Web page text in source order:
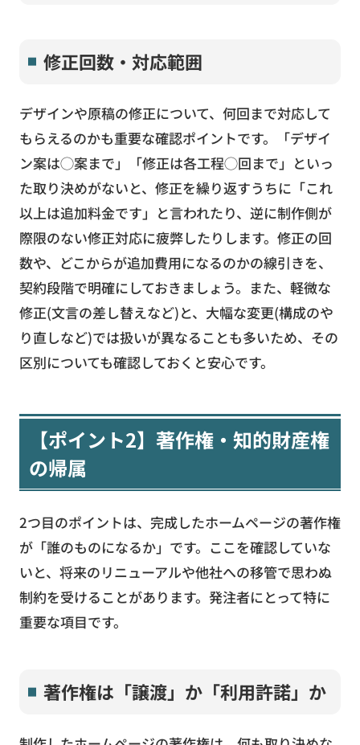
修正回数・対応範囲
デザインや原稿の修正について、何回まで対応して
もらえるのかも重要な確認ポイントです。「デザイ
ン案は◯案まで」「修正は各工程◯回まで」といっ
た取り決めがないと、修正を繰り返すうちに「これ
以上は追加料金です」と言われたり、逆に制作側が
際限のない修正対応に疲弊したりします。修正の回
数や、どこからが追加費用になるのかの線引きを、
契約段階で明確にしておきましょう。また、軽微な
修正(文言の差し替えなど)と、大幅な変更(構成のや
り直しなど)では扱いが異なることも多いため、その
区別についても確認しておくと安心です。
【ポイント2】著作権・知的財産権
の帰属
2つ目のポイントは、完成したホームページの著作権
が「誰のものになるか」です。ここを確認していな
いと、将来のリニューアルや他社への移管で思わぬ
制約を受けることがあります。発注者にとって特に
重要な項目です。
著作権は「譲渡」か「利用許諾」か